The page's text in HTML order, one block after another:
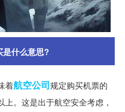
是什么意思?
着航空公司规定购买机票的
。这是出于航空安全考虑，